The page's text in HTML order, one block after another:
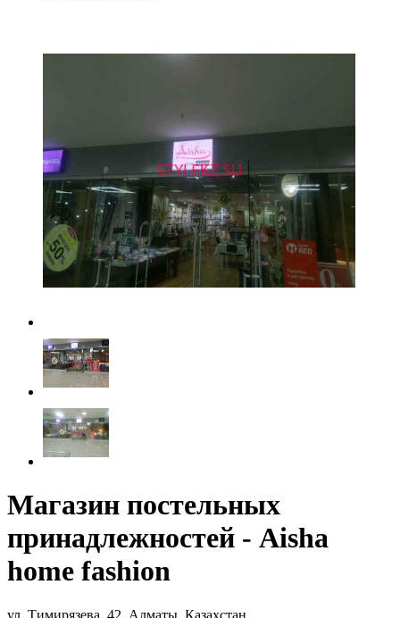
Магазин постельных
принадлежностей - Aisha
home fashion
ул. Тимирязева, 42, Алматы, Казахстан